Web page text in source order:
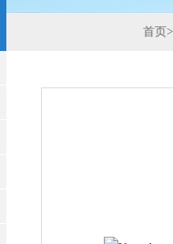
首页>